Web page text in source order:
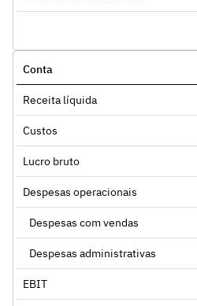
Conta
Receita líquida
Custos
Lucro bruto
Despesas operacionais
Despesas com vendas
Despesas administrativas
EBIT